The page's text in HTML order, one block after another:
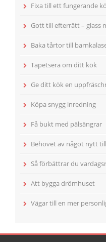
Fixa till ett fungerande
Gott till efterrätt – glass
Baka tårtor till
Tapetsera om ditt kök
Ge ditt kök en
Köpa snygg inredning
Få bukt med pälsängrar
Behovet av något nytt
Så förbättrar du
Att bygga drömhuset
Vägar till en mer